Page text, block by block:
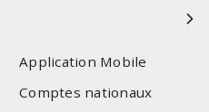
Application Mobile
Comptes nationaux